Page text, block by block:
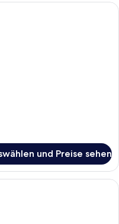
modernes Hotelzimmer mit
und Preise sehen